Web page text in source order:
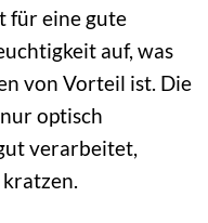
für eine gute
auf, was
von Vorteil ist. Die
optisch
verarbeitet,